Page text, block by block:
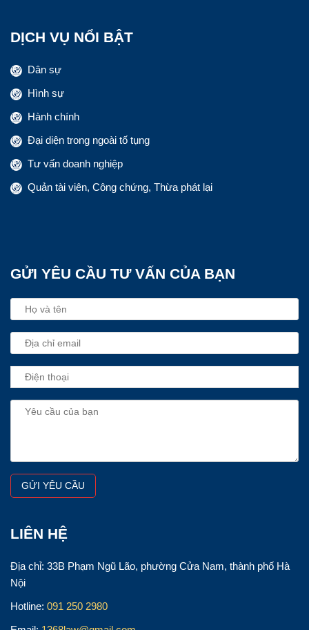
DỊCH VỤ NỔI BẬT
Dân sự
Hình sự
Hành chính
Đại diện trong ngoài tố tụng
Tư vấn doanh nghiệp
Quản tài viên, Công chứng, Thừa phát lại
GỬI YÊU CẦU TƯ VẤN CỦA BẠN
LIÊN HỆ
Địa chỉ: 33B Phạm Ngũ Lão, phường Cửa Nam, thành phố Hà
Nội
Hotline: 091 250 2980